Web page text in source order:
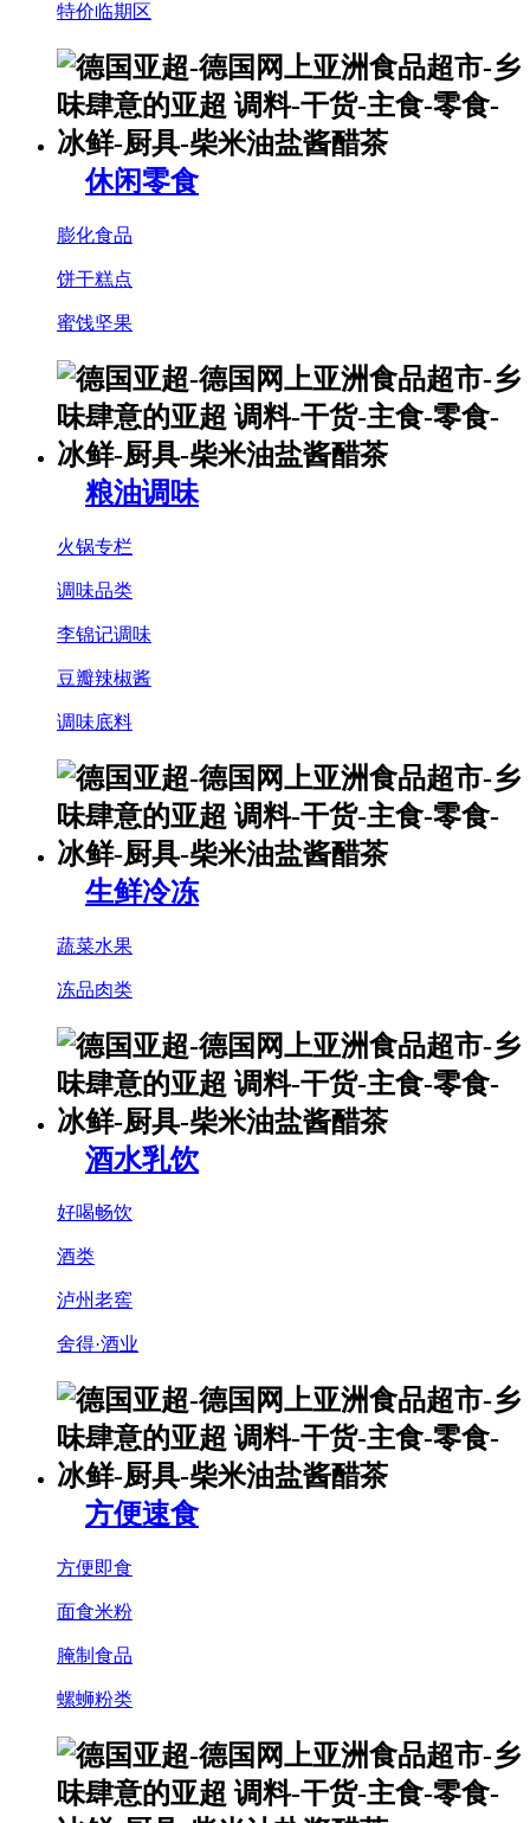
特价临期区
休闲零食
膨化食品
饼干糕点
蜜饯坚果
粮油调味
火锅专栏
调味品类
李锦记调味
豆瓣辣椒酱
调味底料
生鲜冷冻
蔬菜水果
冻品肉类
酒水乳饮
好喝畅饮
酒类
泸州老窖
舍得·酒业
方便速食
方便即食
面食米粉
腌制食品
螺蛳粉类